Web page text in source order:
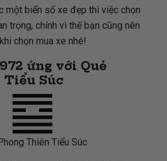
một biển số xe đẹp thì việc chọn
trọng, chính vì thế bạn cũng nên
chọn mua xe nhé!
ứng với Quẻ
Súc
Thiên Tiểu Súc